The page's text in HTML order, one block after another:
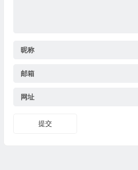
昵称
邮箱
网址
提交